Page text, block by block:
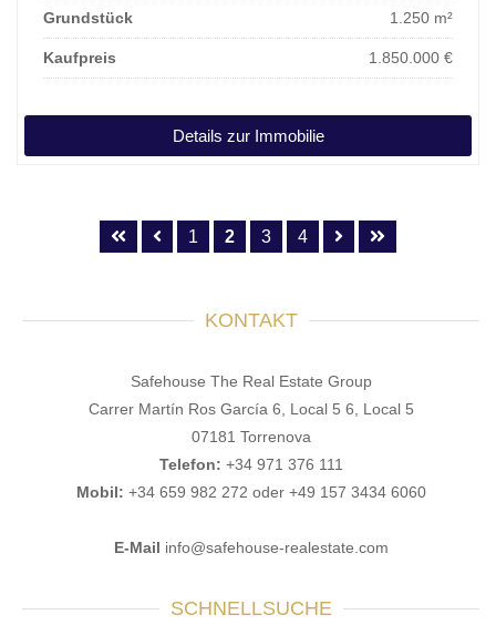
Grundstück 1.250 m²
Kaufpreis 1.850.000 €
Details zur Immobilie
1 2 3 4
KONTAKT
Safehouse The Real Estate Group
Carrer Martín Ros García 6, Local 5 6, Local 5
07181 Torrenova
Telefon: +34 971 376 111
Mobil: +34 659 982 272 oder +49 157 3434 6060
E-Mail info@safehouse-realestate.com
SCHNELLSUCHE